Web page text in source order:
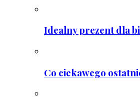
Idealny prezent dla
Co ciekawego